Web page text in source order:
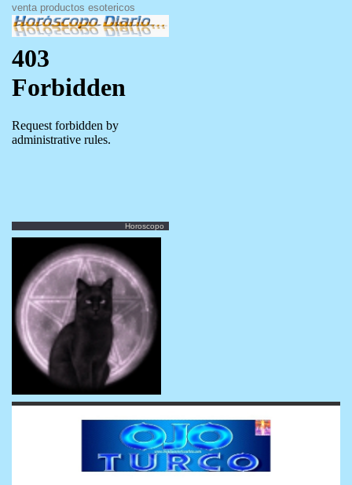
venta productos esotericos
Horoscopo